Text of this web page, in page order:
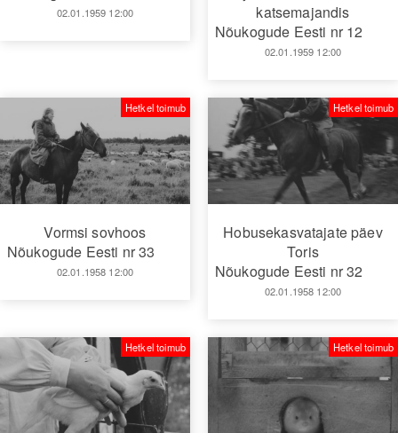
02.01.1959 12:00
katsemajandis
Nõukogude Eesti nr 12
02.01.1959 12:00
Vormsi sovhoos
Nõukogude Eesti nr 33
02.01.1958 12:00
Hetkel toimub
Hobusekasvatajate päev
Toris
Nõukogude Eesti nr 32
02.01.1958 12:00
Hetkel toimub
Hetkel toimub Hetkel toimub